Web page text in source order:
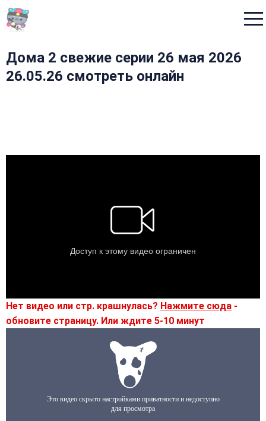
Дома 2 свежие серии 26 мая 2026
26.05.26 смотреть онлайн
Нет видео или стр. крашнулась? Нажмите сюда -
обновите страницу. Или ждите 5-10 минут